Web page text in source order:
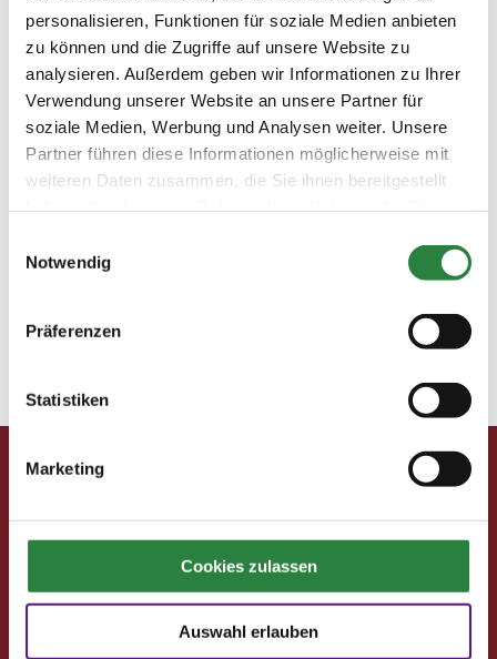
personalisieren, Funktionen für soziale Medien anbieten
zu können und die Zugriffe auf unsere Website zu
analysieren. Außerdem geben wir Informationen zu Ihrer
Verwendung unserer Website an unsere Partner für
soziale Medien, Werbung und Analysen weiter. Unsere
Partner führen diese Informationen möglicherweise mit
weiteren Daten zusammen, die Sie ihnen bereitgestellt
Notwendig
Präferenzen
Statistiken
Marketing
Cookies zulassen
Auswahl erlauben
eine feine Verbindung  Nächster Artikel Ausgabe
02/2025Kohorst-Reise: Gestüte in der Schweiz und
Südtirol Pferdemenschen: Till Demtrøder „Sie
fordern Respekt und schenken Vertrauen“ Er wird als
Hauptkommissar,...
10 Tipps für eine feine Verbindung
 Vorheriger Artikel Ausgabe 02/2025PM-
02/2025Pferdemenschen: Till Demtrøder Besser
Richtlinien ist Anlehnung die stete, weich federnde...
« Ältere Einträge Nächste Einträge »
Pferd & Mensch digital
Fragen und Antworten
Clubmitglieder